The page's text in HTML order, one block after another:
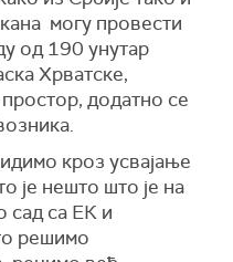
могу провести
од 190 унутар
Хрватске,
простор, додатно се
кроз усвајање
је нешто што је на
сад са ЕК и
решимо